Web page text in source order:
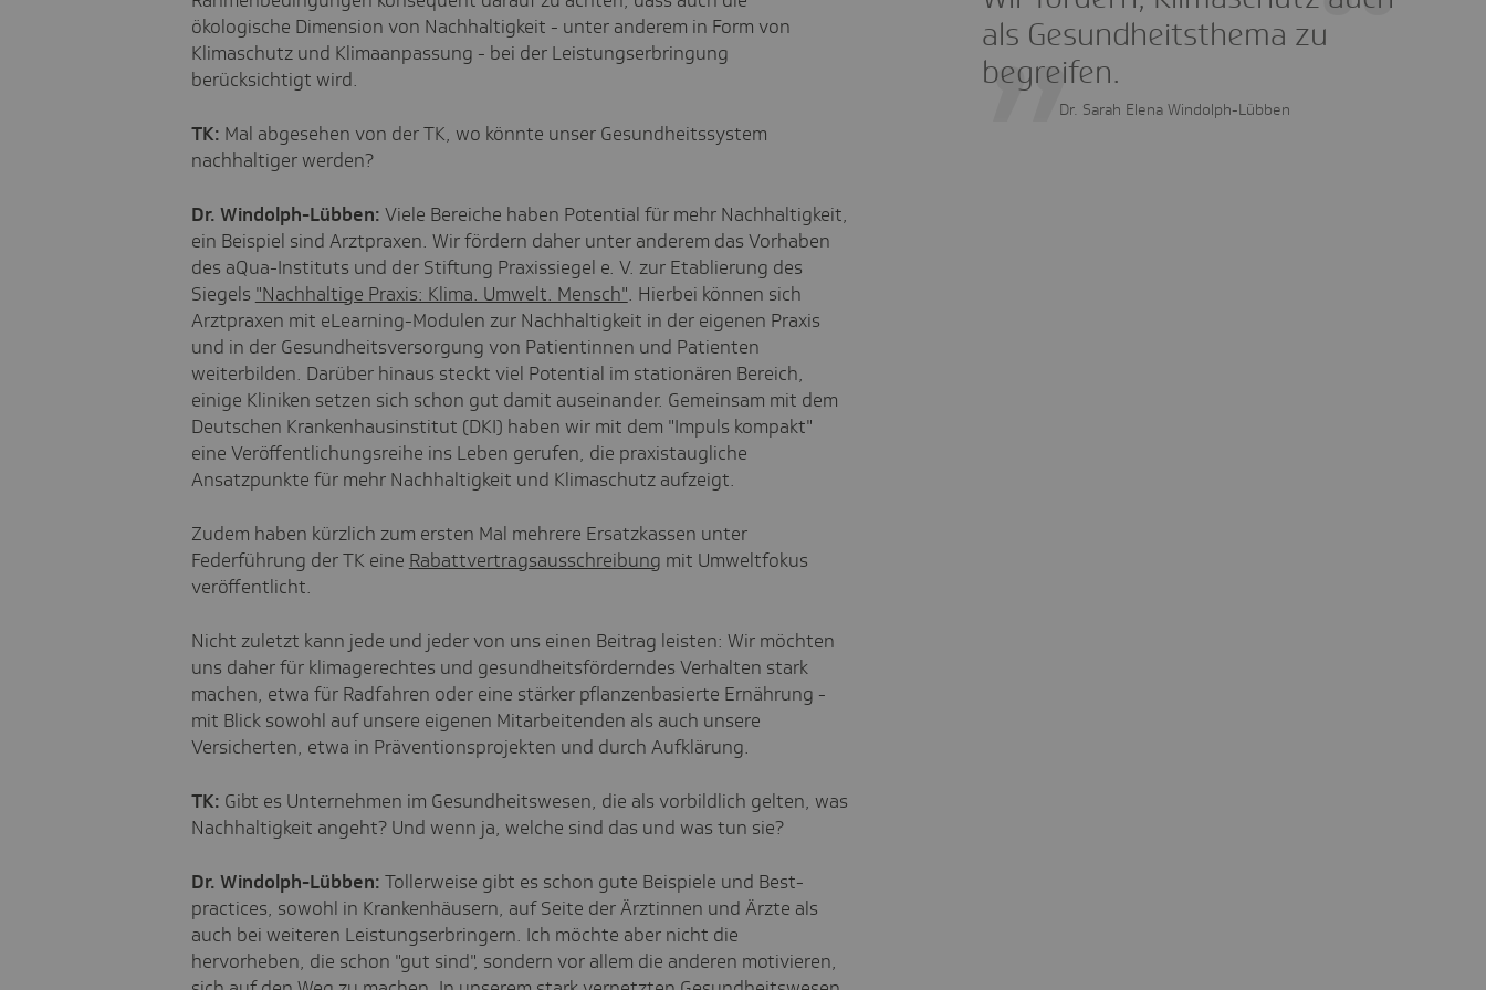
ökologische Dimension von Nachhaltigkeit - unter anderem in Form von
Klimaschutz und Klimaanpassung - bei der Leistungserbringung
berücksichtigt wird.
als Gesundheitsthema zu
begreifen.
Dr. Sarah Elena Windolph-Lübben
TK: Mal abgesehen von der TK, wo könnte unser Gesundheitssystem
nachhaltiger werden?
Dr. Windolph-Lübben: Viele Bereiche haben Potential für mehr Nachhaltigkeit,
ein Beispiel sind Arztpraxen. Wir fördern daher unter anderem das Vorhaben
des aQua-Instituts und der Stiftung Praxissiegel e. V. zur Etablierung des
Siegels "Nachhaltige Praxis: Klima. Umwelt. Mensch". Hierbei können sich
Arztpraxen mit eLearning-Modulen zur Nachhaltigkeit in der eigenen Praxis
und in der Gesundheitsversorgung von Patientinnen und Patienten
weiterbilden. Darüber hinaus steckt viel Potential im stationären Bereich,
einige Kliniken setzen sich schon gut damit auseinander. Gemeinsam mit dem
Deutschen Krankenhausinstitut (DKI) haben wir mit dem "Impuls kompakt"
eine Veröffentlichungsreihe ins Leben gerufen, die praxistaugliche
Ansatzpunkte für mehr Nachhaltigkeit und Klimaschutz aufzeigt.
Zudem haben kürzlich zum ersten Mal mehrere Ersatzkassen unter
Federführung der TK eine Rabattvertragsausschreibung mit Umweltfokus
veröffentlicht.
Nicht zuletzt kann jede und jeder von uns einen Beitrag leisten: Wir möchten
uns daher für klimagerechtes und gesundheitsförderndes Verhalten stark
machen, etwa für Radfahren oder eine stärker pflanzenbasierte Ernährung -
mit Blick sowohl auf unsere eigenen Mitarbeitenden als auch unsere
Versicherten, etwa in Präventionsprojekten und durch Aufklärung.
TK: Gibt es Unternehmen im Gesundheitswesen, die als vorbildlich gelten, was
Nachhaltigkeit angeht? Und wenn ja, welche sind das und was tun sie?
Dr. Windolph-Lübben: Tollerweise gibt es schon gute Beispiele und Best-
practices, sowohl in Krankenhäusern, auf Seite der Ärztinnen und Ärzte als
auch bei weiteren Leistungserbringern. Ich möchte aber nicht die
hervorheben, die schon "gut sind", sondern vor allem die anderen motivieren,